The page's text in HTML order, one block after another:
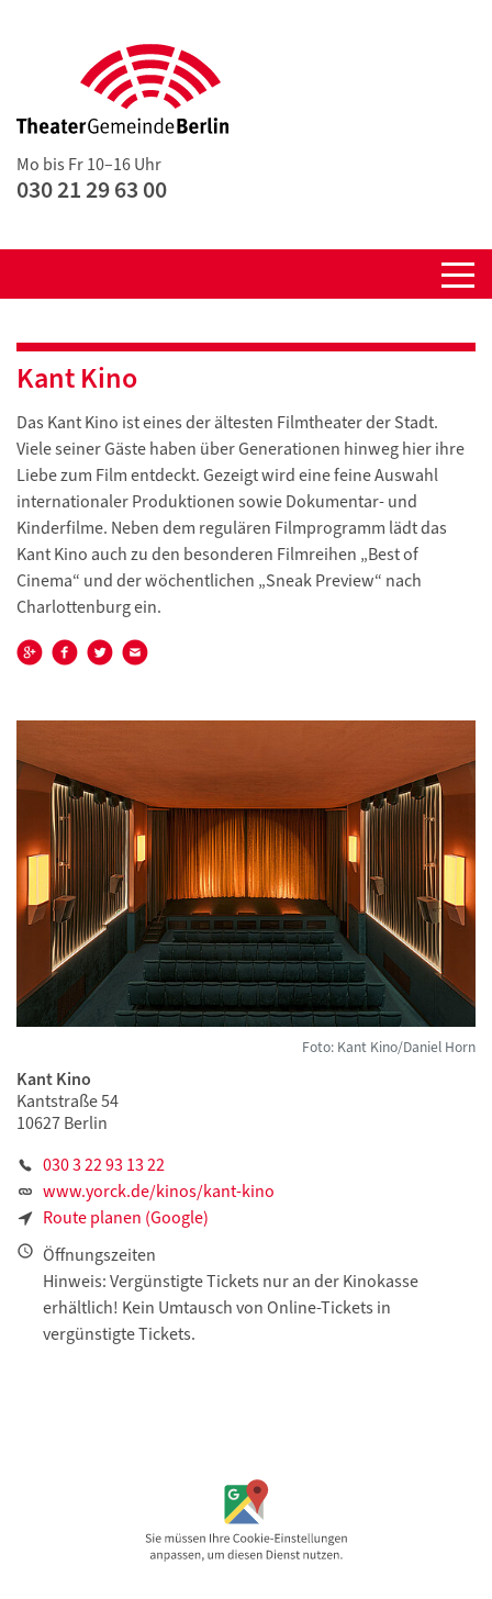
Mo bis Fr 10–16 Uhr
030 21 29 63 00
Kant Kino
Das Kant Kino ist eines der ältesten Filmtheater der Stadt.
Viele seiner Gäste haben über Generationen hinweg hier ihre
Liebe zum Film entdeckt. Gezeigt wird eine feine Auswahl
internationaler Produktionen sowie Dokumentar- und
Kinderfilme. Neben dem regulären Filmprogramm lädt das
Kant Kino auch zu den besonderen Filmreihen „Best of
Cinema“ und der wöchentlichen „Sneak Preview“ nach
Charlottenburg ein.
Foto: Kant Kino/Daniel Horn
Kant Kino
Kantstraße 54
10627 Berlin
030 3 22 93 13 22
www.yorck.de/kinos/kant-kino
Route planen (Google)
Öffnungszeiten
Hinweis: Vergünstigte Tickets nur an der Kinokasse
erhältlich! Kein Umtausch von Online-Tickets in
vergünstigte Tickets.